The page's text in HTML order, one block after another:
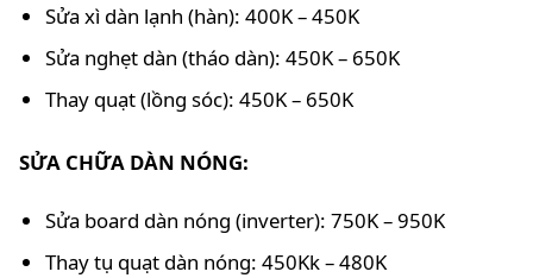
Sửa xì dàn lạnh (hàn): 400K – 450K
Sửa nghẹt dàn (tháo dàn): 450K – 650K
Thay quạt (lồng sóc): 450K – 650K
SỬA CHỮA DÀN NÓNG:
Sửa board dàn nóng (inverter): 750K – 950K
Thay tụ quạt dàn nóng: 450Kk – 480K